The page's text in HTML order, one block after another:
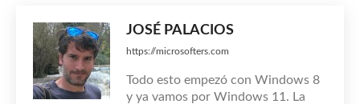
JOSÉ PALACIOS
https://microsofters.com
Todo esto empezó con Windows 8
y ya vamos por Windows 11. La